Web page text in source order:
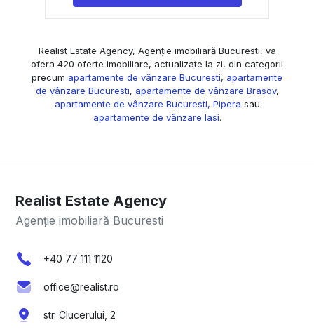
Realist Estate Agency, Agenție imobiliară Bucuresti, va
ofera 420 oferte imobiliare, actualizate la zi, din categorii
precum apartamente de vânzare Bucuresti, apartamente
de vânzare Bucuresti, apartamente de vânzare Brasov,
apartamente de vânzare Bucuresti, Pipera sau
apartamente de vânzare Iasi.
Realist Estate Agency
Agenție imobiliară Bucuresti
+40 77 111 1120
office@realist.ro
str. Clucerului, 2